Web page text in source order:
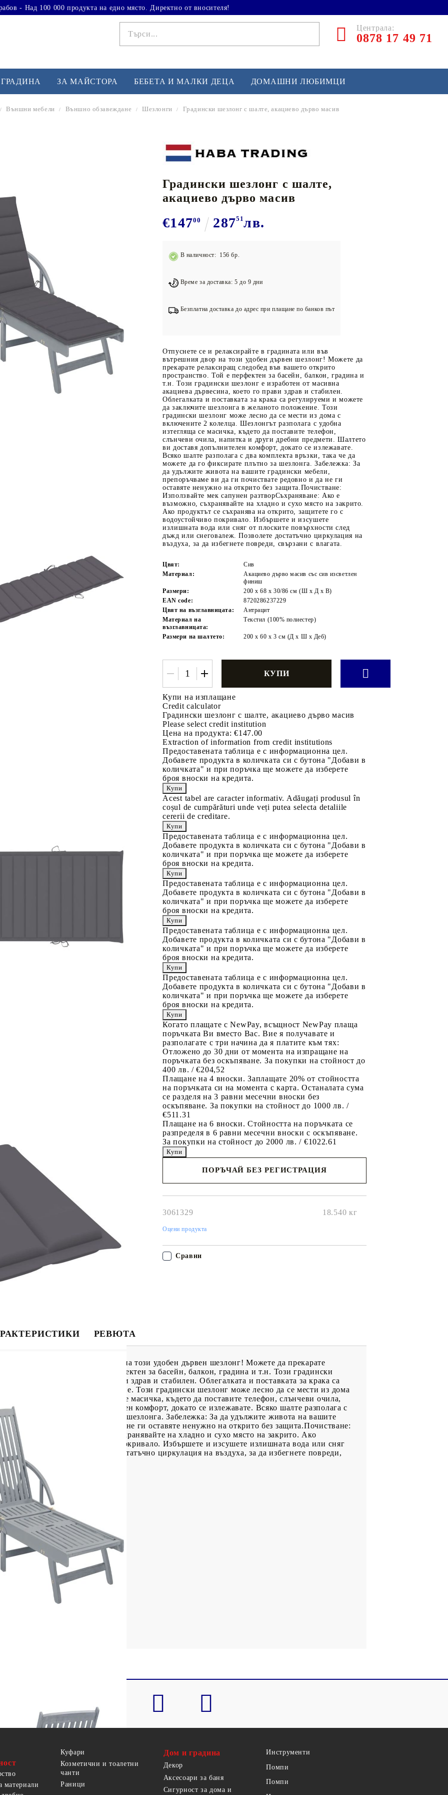
- Над 100 000 продукта на едно място. Директно от вносителя!
Централа:
0878 17 49 71
Лежанки за упражнения
Тренажори за баланс
Подложки за фитнес уреди
Лостове за набиране
Силови кули
Йога и пилатес
Баскетбол
Бейзбол и софтбол
Хокей и лакрос
Основно спортно оборудване
ЗА МАЙСТОРА БЕБЕТА И МАЛКИ ДЕЦА ДОМАШНИ ЛЮБИМЦИ
Външни мебели Външно обзавеждане Шезлонги Градински шезлонг с шалте, акациево дърво масив
Градински шезлонг с шалте,
акациево дърво масив
€14700 28751лв.
В наличност: 156 бр.
Време за доставка: 5 до 9 дни
Безплатна доставка до адрес при плащане по банков път
Отпуснете се и релаксирайте в градината или във
вътрешния двор на този удобен дървен шезлонг! Можете да
прекарате релаксиращ следобед във вашето открито
пространство. Той е перфектен за басейн, балкон, градина и
т.н. Този градински шезлонг е изработен от масивна
акациева дървесина, което го прави здрав и стабилен.
Облегалката и поставката за крака са регулируеми и можете
да заключите шезлонга в желаното положение. Този
градински шезлонг може лесно да се мести из дома с
включените 2 колелца. Шезлонгът разполага с удобна
изтегляща се масичка, където да поставите телефон,
слънчеви очила, напитка и други дребни предмети. Шалтето
ви доставя допълнителен комфорт, докато се излежавате.
Всяко шалте разполага с два комплекта връзки, така че да
можете да го фиксирате плътно за шезлонга. Забележка: За
да удължите живота на вашите градински мебели,
препоръчваме ви да ги почиствате редовно и да не ги
оставяте ненужно на открито без защита.Почистване:
Използвайте мек сапунен разтворСъхраняване: Ако е
възможно, съхранявайте на хладно и сухо място на закрито.
Ако продуктът се съхранява на открито, защитете го с
водоустойчиво покривало. Избършете и изсушете
излишната вода или сняг от плоските повърхности след
дъжд или снеговалеж. Позволете достатъчно циркулация на
въздуха, за да избегнете повреди, свързани с влагата.
Цвят:
Сив
Материал:
Акациево дърво масив със сив изсветлен
финиш
Размери:
200 x 68 x 30/86 см (Ш х Д х В)
EAN code:
8720286237229
Цвят на възглавницата:
Антрацит
Материал на
възглавницата:
Текстил (100% полиестер)
Размери на шалтето: 200 x 60 x 3 см (Д х Ш x Деб)
Купи на изплащане
Credit calculator
Градински шезлонг с шалте, акациево дърво масив
Please select credit institution
Цена на продукта: €147.00
Extraction of information from credit institutions
Предоставената таблица е с информационна цел.
Добавете продукта в количката си с бутона "Добави в
количката" и при поръчка ще можете да изберете
броя вноски на кредита.
Acest tabel are caracter informativ. Adăugați produsul în
coșul de cumpărături unde veți putea selecta detaliile
cererii de creditare.
Предоставената таблица е с информационна цел.
Добавете продукта в количката си с бутона "Добави в
количката" и при поръчка ще можете да изберете
броя вноски на кредита.
Предоставената таблица е с информационна цел.
Добавете продукта в количката си с бутона "Добави в
количката" и при поръчка ще можете да изберете
броя вноски на кредита.
Предоставената таблица е с информационна цел.
Добавете продукта в количката си с бутона "Добави в
количката" и при поръчка ще можете да изберете
броя вноски на кредита.
Предоставената таблица е с информационна цел.
Добавете продукта в количката си с бутона "Добави в
количката" и при поръчка ще можете да изберете
броя вноски на кредита.
Когато плащате с NewPay, всъщност NewPay плаща
поръчката Ви вместо Вас. Вие я получавате и
разполагате с три начина да я платите към тях:
Отложено до 30 дни от момента на изпращане на
поръчката без оскъпяване. За покупки на стойност до
400 лв. / €204,52
Плащане на 4 вноски. Заплащате 20% от стойността
на поръчката си на момента с карта. Останалата сума
се разделя на 3 равни месечни вноски без
оскъпяване. За покупки на стойност до 1000 лв. /
€511.31
Плащане на 6 вноски. Стойността на поръчката се
разпределя в 6 равни месечни вноски с оскъпяване.
За покупки на стойност до 2000 лв. / €1022.61
ПОРЪЧАЙ БЕЗ РЕГИСТРАЦИЯ
3061329 18.540 кг
Оцени продукта
Сравни
РЕВЮТА
или във вътрешния двор на този удобен дървен шезлонг! Можете да прекарате
пространство. Той е перфектен за басейн, балкон, градина и т.н. Този градински
дървесина, което го прави здрав и стабилен. Облегалката и поставката за крака са
шезлонга в желаното положение. Този градински шезлонг може лесно да се мести из дома
с удобна изтегляща се масичка, където да поставите телефон, слънчеви очила,
ви доставя допълнителен комфорт, докато се излежавате. Всяко шалте разполага с
да го фиксирате плътно за шезлонга. Забележка: За да удължите живота на вашите
да ги почиствате редовно и да не ги оставяте ненужно на открито без защита.Почистване:
Ако е възможно, съхранявайте на хладно и сухо място на закрито. Ако
защитете го с водоустойчиво покривало. Избършете и изсушете излишната вода или сняг
или снеговалеж. Позволете достатъчно циркулация на въздуха, за да избегнете повреди,
със сив изсветлен финиш
(100% полиестер)
(Ш х Д х В)
x 3 см (Д х Ш x Деб)
материали
Куфари
Козметични и тоалетни
чанти
Раници
Дом и градина
Декор
Аксесоари за баня
Сигурност за дома и
Инструменти
Помпи
Помпи